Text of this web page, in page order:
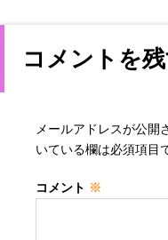
コメントを
メールアドレスが公開
いている欄は必須項目
コメント ※